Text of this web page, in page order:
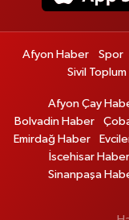
Afyon Haber Spor
Sivil Toplum
Afyon Çay
Bolvadin Haber
Emirdağ Haber
İscehisar Haber
Sinanpaşa